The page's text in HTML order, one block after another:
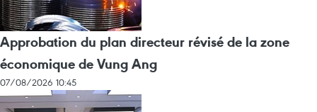
Approbation du plan directeur révisé de la zone
économique de Vung Ang
07/08/2026 10:45